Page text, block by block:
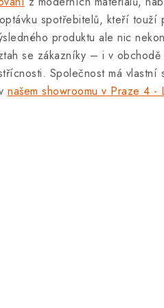
spotřebitelů, kteří touží
produktu ale nic
se zákazníky – i v
Společnost má
našem showroomu v Praze 4 -